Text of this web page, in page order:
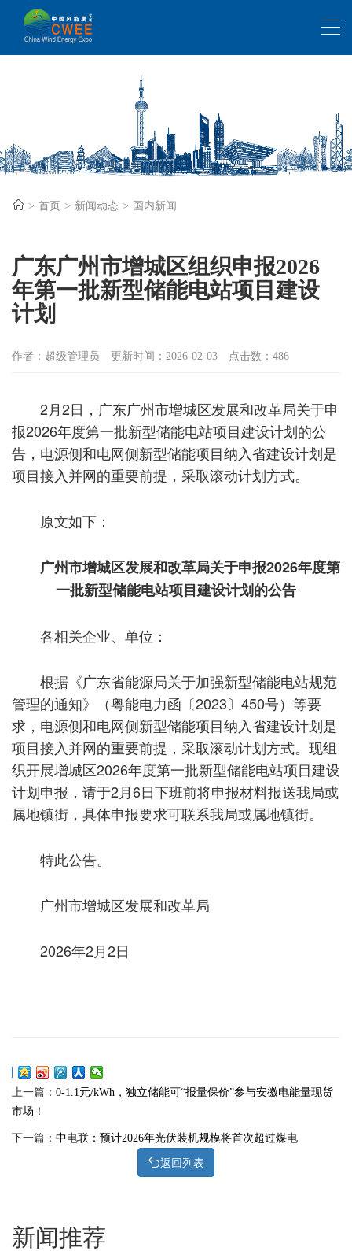
首页 新闻动态 国内新闻
广东广州市增城区组织申报2026
年第一批新型储能电站项目建设
计划
作者：超级管理员 更新时间：2026-02-03 点击数：486
2月2日，广东广州市增城区发展和改革局关于申
报2026年度第一批新型储能电站项目建设计划的公
告，电源侧和电网侧新型储能项目纳入省建设计划是
项目接入并网的重要前提，采取滚动计划方式。
原文如下：
广州市增城区发展和改革局关于申报2026年度第
一批新型储能电站项目建设计划的公告
各相关企业、单位：
根据《广东省能源局关于加强新型储能电站规范
管理的通知》（粤能电力函〔2023〕450号）等要
求，电源侧和电网侧新型储能项目纳入省建设计划是
项目接入并网的重要前提，采取滚动计划方式。现组
织开展增城区2026年度第一批新型储能电站项目建设
计划申报，请于2月6日下班前将申报材料报送我局或
属地镇街，具体申报要求可联系我局或属地镇街。
特此公告。
广州市增城区发展和改革局
2026年2月2日
上一篇： 0-1.1元/kWh，独立储能可“报量保价”参与安徽电能量现货
市场！
下一篇： 中电联：预计2026年光伏装机规模将首次超过煤电
返回列表
新闻推荐